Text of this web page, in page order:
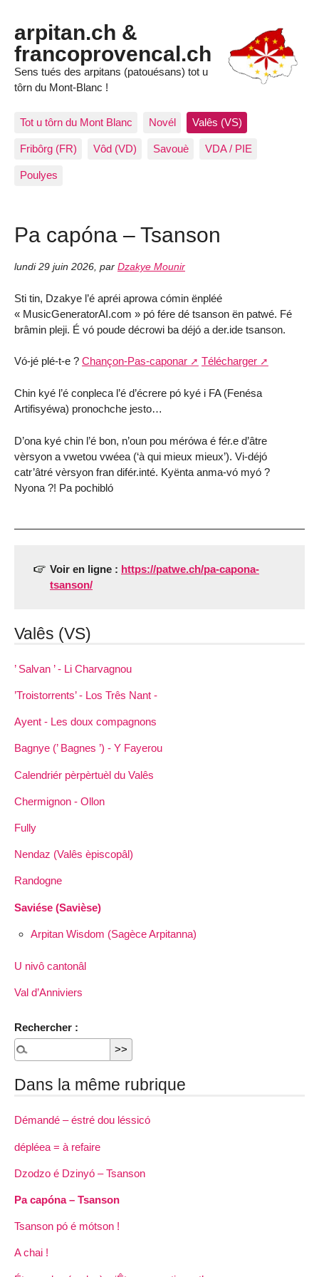
arpitan.ch &
francoprovencal.ch
Sens tués des arpitans (patouésans) tot u
tôrn du Mont-Blanc !
Tot u tôrn du Mont Blanc Novél Valês (VS)
Fribôrg (FR) Vôd (VD) Savouè VDA / PIE
Poulyes
Pa capóna – Tsanson
lundi 29 juin 2026 par Dzakye Mounir
Sti tin, Dzakye l’é apréi aprowa cómin ënpléé
« MusicGeneratorAI.com » pó fére dé tsanson ën patwé. Fé
brâmin pleji. É vó poude décrowi ba déjó a der.ide tsanson.
Vó-jé plé-t-e ? Chançon-Pas-caponar Télécharger
Chin kyé l’é conpleca l’é d’écrere pó kyé i FA (Fenésa
Artifisyéwa) pronochche jesto…
D’ona kyé chin l’é bon, n’oun pou mérówa é fér.e d’âtre
vèrsyon a vwetou vwéea (‘à qui mieux mieux’). Vi-déjó
catr’âtré vèrsyon fran difér.inté. Kyënta anma-vó myó ?
Nyona ?! Pa pochibló
Voir en ligne : https://patwe.ch/pa-capona-
tsanson/
Valês (VS)
’ Salvan ’ - Li Charvagnou
’Troistorrents’ - Los Três Nant -
Ayent - Les doux compagnons
Bagnye (’ Bagnes ’) - Y Fayerou
Calendriér pèrpèrtuèl du Valês
Chermignon - Ollon
Fully
Nendaz (Valês èpiscopâl)
Randogne
Saviése (Savièse)
Arpitan Wisdom (Sagèce Arpitanna)
U nivô cantonâl
Val d’Anniviers
Rechercher :
Dans la même rubrique
Démandé – éstré dou léssicó
dépléea = à refaire
Dzodzo é Dzinyó – Tsanson
Pa capóna – Tsanson
Tsanson pó é mótson !
A chai !